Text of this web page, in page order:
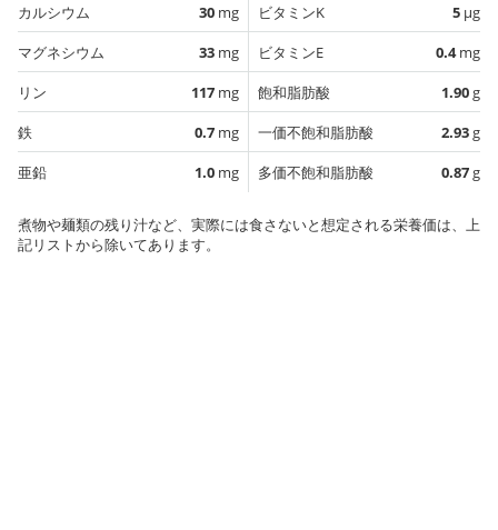
カルシウム
30 mg
マグネシウム
33 mg
リン
117 mg
鉄
0.7 mg
亜鉛
1.0 mg
ビタミンK
5 µg
ビタミンE
0.4mg
飽和脂肪酸
1.90g
一価不飽和脂肪酸
2.93g
多価不飽和脂肪酸
0.87g
煮物や麺類の残り汁など、実際には食さないと想定される栄養価は、上
記リストから除いてあります。